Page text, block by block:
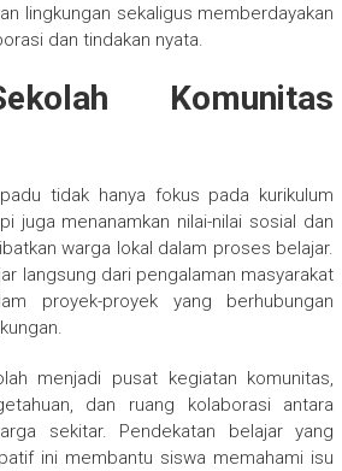
lingkungan sekaligus memberdayakan
dan tindakan nyata.
Komunitas
tidak hanya fokus pada kurikulum
juga menanamkan nilai-nilai sosial dan
warga lokal dalam proses belajar.
langsung dari pengalaman masyarakat
proyek-proyek yang berhubungan
menjadi pusat kegiatan komunitas,
dan ruang kolaborasi antara
sekitar. Pendekatan belajar yang
ini membantu siswa memahami isu